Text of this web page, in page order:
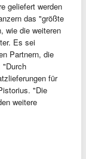
geliefert werden
das "größte
wie die weiteren
Es sei
Partnern, die
"Durch
für
"Die
weitere